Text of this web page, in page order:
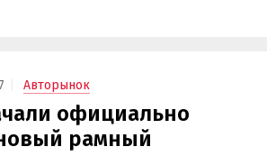
Авторынок
официально
рамный